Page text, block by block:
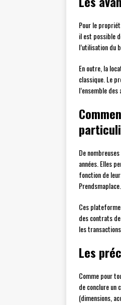
Pour le
il est possible
l’utilisation du
En outre, la
classique. Le
l’ensemble
De
années. Elles
fonction de
Ces
des contrats
les
Les
Comme pour
de conclure un
(dimensions,